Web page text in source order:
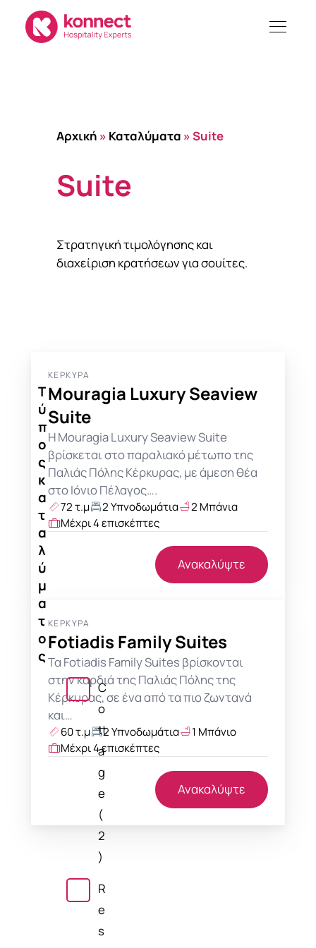
Αρχική » Καταλύματα »Suite
Suite
Στρατηγική τιμολόγησης και
διαχείριση κρατήσεων για σουίτες.
Τ
ύ
π
ο
ς
κ
α
τ
α
λ
ύ
μ
α
τ
ο
ς
C
o
tt
a
g
e
(
2
)
R
e
s
ΚΈΡΚΥΡΑ
Mouragia Luxury Seaview
Suite
Η Mouragia Luxury Seaview Suite
βρίσκεται στο παραλιακό μέτωπο της
Παλιάς Πόλης Κέρκυρας, με άμεση θέα
στο Ιόνιο Πέλαγος….
72 τ.μ 2 Υπνοδωμάτια
2 Μπάνια
Μέχρι 4 επισκέπτες
Ανακαλύψτε
ΚΈΡΚΥΡΑ
Fotiadis Family Suites
Τα Fotiadis Family Suites βρίσκονται
στην καρδιά της Παλιάς Πόλης της
Κέρκυρας, σε ένα από τα πιο ζωντανά
και…
60 τ.μ 2 Υπνοδωμάτια
1 Μπάνιο
Μέχρι 4 επισκέπτες
Ανακαλύψτε